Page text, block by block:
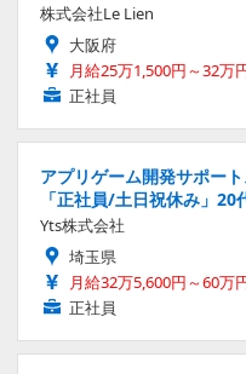
株式会社Le Lien
大阪府
月給25万1,500円～32万
正社員
アプリゲーム開発サポー
「正社員/土日祝休み」20
Yts株式会社
埼玉県
月給32万5,600円～60万
正社員